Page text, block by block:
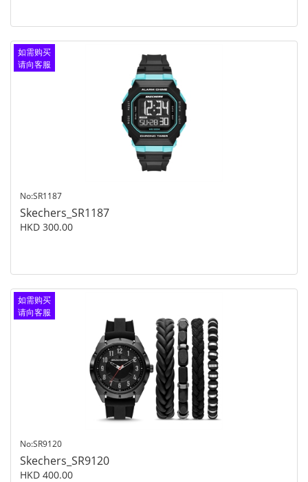
如需购买
请向客服
No:SR1187
Skechers_SR1187
HKD 300.00
如需购买
请向客服
No:SR9120
Skechers_SR9120
HKD 400.00